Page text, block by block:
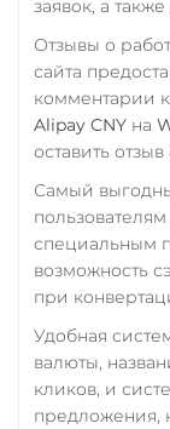
заявок, а
Отзывы о
сайта
комментарии
Alipay CNY на
оставить
Самый
специальным
возможность
при
Удобная
валюты,
кликов, и
предложения,